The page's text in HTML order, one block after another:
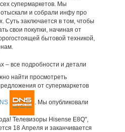
супермаркетов. Мы
и собрали инфу про
Суть заключается в том, чтобы
свои покупки, начиная от
бытовой техникой,
– все подробности и детали
найти просмотреть
от супермаркетов
. Мы опубликовали
Телевизоры Hisense E8Q",
18 Апреля и заканчивается